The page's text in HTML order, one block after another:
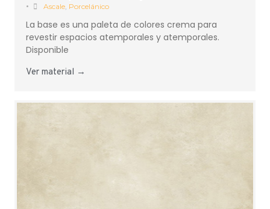
• Ascale, Porcelánico
La base es una paleta de colores crema para
revestir espacios atemporales y atemporales.
Disponible
Ver material →